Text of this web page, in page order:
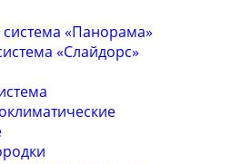
«Панорама»
«Слайдорс»